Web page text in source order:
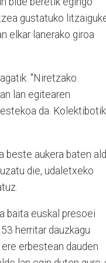
gustatuko
elkar lanerako giroa
"Niretzako
lan egitearen
da. Kolektibotik
beste aukera baten
die, udaletxeko
baita euskal presoei
herritar dauzkagu
erbestean dauden